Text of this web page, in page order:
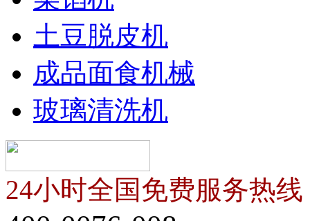
土豆脱皮机
成品面食机械
玻璃清洗机
24小时全国免费服务热线